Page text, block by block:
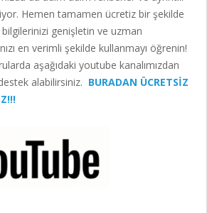
Hemen tamamen ücretiz bir şekilde
genişletin ve uzman
en verimli şekilde kullanmayı öğrenin!
aşağıdaki youtube kanalımızdan
alabilirsiniz. BURADAN ÜCRETSİZ